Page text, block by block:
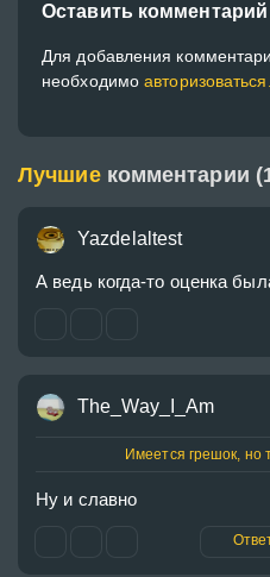
Оставить комментарий
Для добавления
необходимоавторизоваться.
Лучшие комментарии
The_Way_I_Am
Имеется грешок, но
Ну и славно
Yazdelaltest
А ведь когда-то оценка